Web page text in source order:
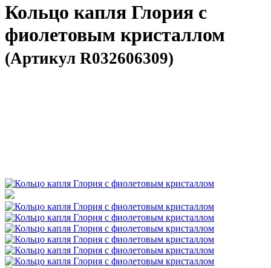
Кольцо капля Глория с
фиолетовым кристаллом
(Артикул R032606309)